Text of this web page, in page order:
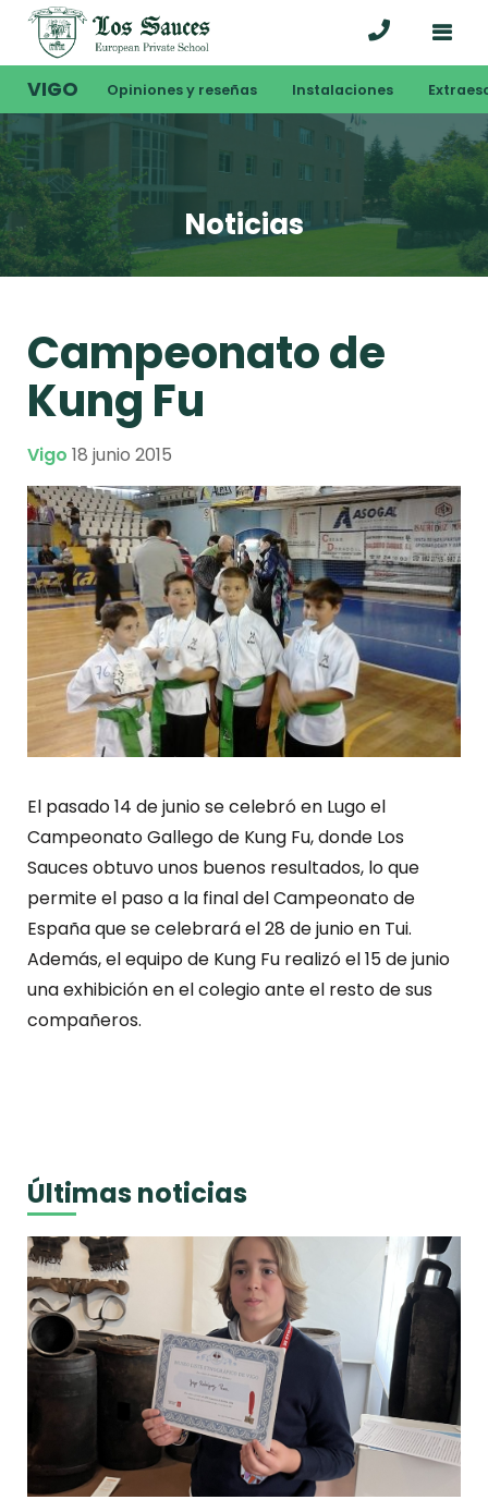
VIGO Opiniones y reseñas Instalaciones
Noticias
Campeonato de
Kung Fu
Vigo 18 junio 2015
El pasado 14 de junio se celebró en Lugo el
Campeonato Gallego de Kung Fu, donde Los
Sauces obtuvo unos buenos resultados, lo que
permite el paso a la final del Campeonato de
España que se celebrará el 28 de junio en Tui.
Además, el equipo de Kung Fu realizó el 15 de junio
una exhibición en el colegio ante el resto de sus
compañeros.
Últimas noticias